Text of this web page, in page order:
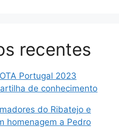
recentes
Portugal 2023
de conhecimento
do Ribatejo e
homenagem a Pedro